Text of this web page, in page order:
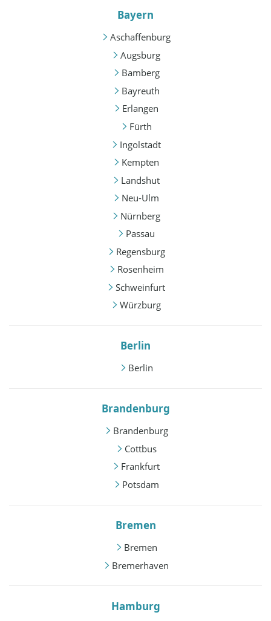
Bayern
Aschaffenburg
Augsburg
Bamberg
Bayreuth
Erlangen
Fürth
Ingolstadt
Kempten
Landshut
Neu-Ulm
Nürnberg
Passau
Regensburg
Rosenheim
Schweinfurt
Würzburg
Berlin
Berlin
Brandenburg
Brandenburg
Cottbus
Frankfurt
Potsdam
Bremen
Bremen
Bremerhaven
Hamburg